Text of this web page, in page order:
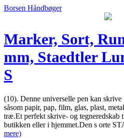
Borsen Håndbøger
Marker, Sort,
mm, Staedtler
S
(10). Denne universelle pen kan
såsom papir, pap, film, glas, plast,
træ.Et perfekt skrive- og tegneredskab
butikken eller i hjemmet.Den s orte
mere)